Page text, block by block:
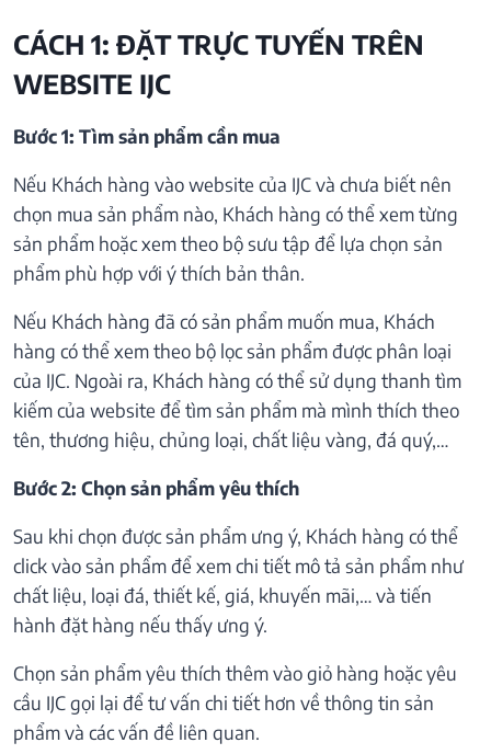
CÁCH 1: ĐẶT TRỰC TUYẾN TRÊN
WEBSITE IJC
Bước 1: Tìm sản phẩm cần mua
Nếu Khách hàng vào website của IJC và chưa biết nên
chọn mua sản phẩm nào, Khách hàng có thể xem từng
sản phẩm hoặc xem theo bộ sưu tập để lựa chọn sản
phẩm phù hợp với ý thích bản thân.
Nếu Khách hàng đã có sản phẩm muốn mua, Khách
hàng có thể xem theo bộ lọc sản phẩm được phân loại
của IJC. Ngoài ra, Khách hàng có thể sử dụng thanh tìm
kiếm của website để tìm sản phẩm mà mình thích theo
tên, thương hiệu, chủng loại, chất liệu vàng, đá quý,…
Bước 2: Chọn sản phẩm yêu thích
Sau khi chọn được sản phẩm ưng ý, Khách hàng có thể
click vào sản phẩm để xem chi tiết mô tả sản phẩm như
chất liệu, loại đá, thiết kế, giá, khuyến mãi,… và tiến
hành đặt hàng nếu thấy ưng ý.
Chọn sản phẩm yêu thích thêm vào giỏ hàng hoặc yêu
cầu IJC gọi lại để tư vấn chi tiết hơn về thông tin sản
phẩm và các vấn đề liên quan.